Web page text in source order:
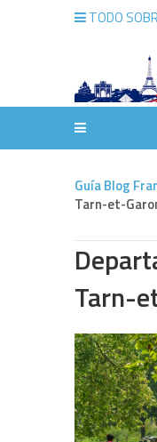
TODO
Guía Blog
Tarn-et-
Tarn-